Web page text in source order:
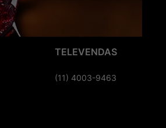
TELEVENDAS
(11) 4003-9463